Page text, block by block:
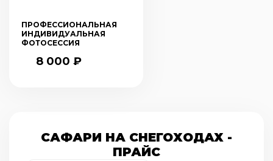
ПРОФЕССИОНАЛЬНАЯ
ИНДИВИДУАЛЬНАЯ
ФОТОСЕССИЯ
8 000 ₽
САФАРИ НА СНЕГОХОДАХ -
ПРАЙС